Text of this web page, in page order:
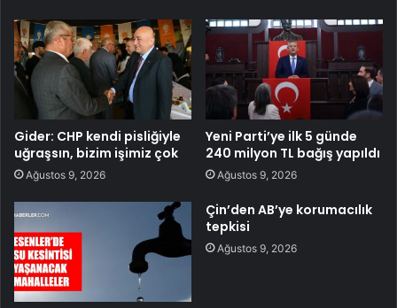
Gider: CHP kendi pisliğiyle
uğraşsın, bizim işimiz çok
Ağustos 9, 2026
Yeni Parti’ye ilk 5 günde
240 milyon TL bağış yapıldı
Ağustos 9, 2026
Çin’den AB’ye korumacılık
tepkisi
Ağustos 9, 2026